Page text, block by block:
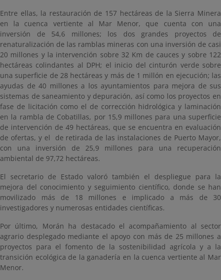
Entre ellas, la restauración de 157 hectáreas de la Sierra Minera
en la cuenca vertiente al Mar Menor, que cuenta con una
inversión de 54,6 millones; los dos grandes proyectos de
renaturalización de las ramblas mineras con una inversión de casi
20 millones y la intervención sobre 32 Km de cauces y sobre 122
hectáreas colindantes al DPH; el inicio del cinturón verde sobre
una superficie de 28 hectáreas y más de 1 millón en ejecución; las
ayudas de 40 millones a los ayuntamientos para mejora de sus
sistemas de saneamiento y depuración, así como los proyectos en
fase de licitación como el de corrección hidrológica y laminación
en la rambla de Cobatillas, por 15,9 millones para una superficie
de intervención de 49 hectáreas, que se encuentra en evaluación
de ofertas, y el de retirada de las instalaciones de Puerto Mayor,
con una inversión de 25,9 millones para una recuperación
ambiental de 97,72 hectáreas.
El secretario de Estado valoró también el despliegue para la
mejora del conocimiento y seguimiento científico, donde se han
movilizado más de 18 millones e implicado a más de 30
investigadores y numerosas entidades científicas.
Por último, Morán ha destacado el acompañamiento al sector
agrario desplegado mediante el apoyo con más de 25 millones a
proyectos para el fomento de la sostenibilidad agrícola y a la
transición ecológica de la ganadería en la cuenca vertiente al Mar
Menor.